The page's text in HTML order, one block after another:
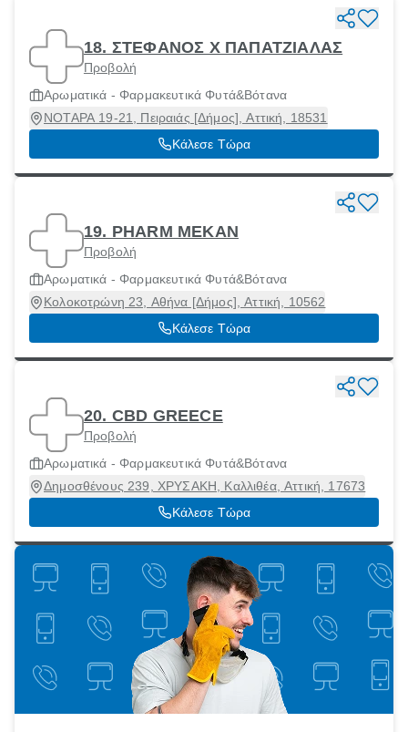
18. ΣΤΕΦΑΝΟΣ Χ ΠΑΠΑΤΖΙΑΛΑΣ
Προβολή
Αρωματικά - Φαρμακευτικά Φυτά&Βότανα
ΝΟΤΑΡΑ 19-21, Πειραιάς [Δήμος], Αττική, 18531
Κάλεσε Τώρα
19. PHARM MEKAN
Προβολή
Αρωματικά - Φαρμακευτικά Φυτά&Βότανα
Κολοκοτρώνη 23, Αθήνα [Δήμος], Αττική, 10562
Κάλεσε Τώρα
20. CBD GREECE
Προβολή
Αρωματικά - Φαρμακευτικά Φυτά&Βότανα
Δημοσθένους 239, ΧΡΥΣΑΚΗ, Καλλιθέα, Αττική, 17673
Κάλεσε Τώρα